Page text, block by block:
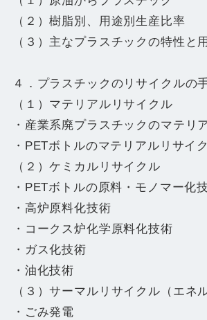
（２）樹脂別、用途別生産比率
（３）主なプラスチックの特性と
４．プラスチックのリサイクルの
（１）マテリアルリサイクル
・産業系廃プラスチックのマテリ
・PETボトルのマテリアルリサイ
（２）ケミカルリサイクル
・PETボトルの原料・モノマー化
・高炉原料化技術
・コークス炉化学原料化技術
・ガス化技術
・油化技術
（３）サーマルリサイクル（エネ
・ごみ発電